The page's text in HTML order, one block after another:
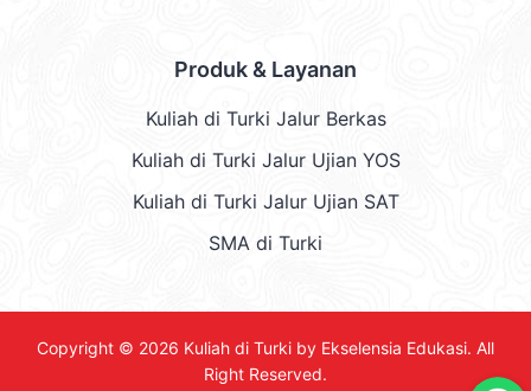
Produk & Layanan
Kuliah di Turki Jalur Berkas
Kuliah di Turki Jalur Ujian YOS
Kuliah di Turki Jalur Ujian SAT
SMA di Turki
Copyright © 2026 Kuliah di Turki by Ekselensia Edukasi. All
Right Reserved.